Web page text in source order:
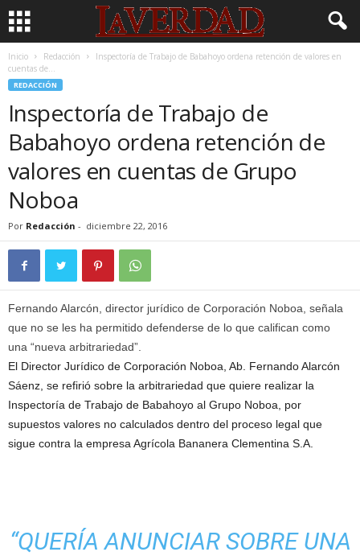
Inicio Redacción
Inspectoría de Trabajo de Babahoyo ordena retención de valores en
cuentas de...
REDACCIÓN
Inspectoría de Trabajo de
Babahoyo ordena retención de
valores en cuentas de Grupo
Noboa
Por Redacción - diciembre 22, 2016
Fernando Alarcón, director jurídico de Corporación Noboa, señala
que no se les ha permitido defenderse de lo que califican como
una “nueva arbitrariedad”.
El Director Jurídico de Corporación Noboa, Ab. Fernando Alarcón
Sáenz, se refirió sobre la arbitrariedad que quiere realizar la
Inspectoría de Trabajo de Babahoyo al Grupo Noboa, por
supuestos valores no calculados dentro del proceso legal que
sigue contra la empresa Agrícola Bananera Clementina S.A.
“QUERÍA ANUNCIAR SOBRE UNA